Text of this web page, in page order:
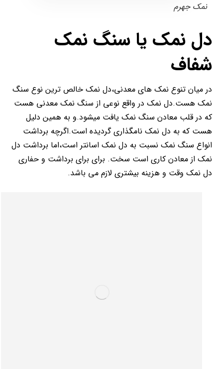
نمک جهرم
دل نمک یا سنگ نمک
شفاف
در میان تنوع نمک های معدنی،دل نمک خالص ترین نوع سنگ
نمک هست.دل نمک در واقع نوعی از سنگ نمک معدنی هست
که در قلب معادن سنگ نمک یافت میشود.و به همین دلیل
هست که به دل نمک نامگذاری گردیده است.اگرچه برداشت
انواع سنگ نمک نسبت به دل نمک اسانتر است،اما برداشت دل
نمک از معادن کاری است سخت. برای برای برداشت و حفاری
دل نمک وقت و هزینه بیشتری لازم می باشد.